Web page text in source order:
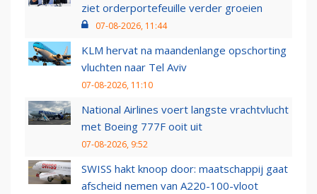
ziet orderportefeuille verder groeien
07-08-2026, 11:44
KLM hervat na maandenlange opschorting
vluchten naar Tel Aviv
07-08-2026, 11:10
National Airlines voert langste vrachtvlucht
met Boeing 777F ooit uit
07-08-2026, 9:52
SWISS hakt knoop door: maatschappij gaat
afscheid nemen van A220-100-vloot